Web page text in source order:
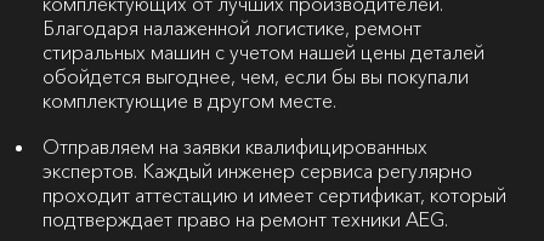
Благодаря налаженной логистике, ремонт
стиральных машин с учетом нашей цены деталей
обойдется выгоднее, чем, если бы вы покупали
комплектующие в другом месте.
Отправляем на заявки квалифицированных
экспертов. Каждый инженер сервиса регулярно
проходит аттестацию и имеет сертификат, который
подтверждает право на ремонт техники AEG.